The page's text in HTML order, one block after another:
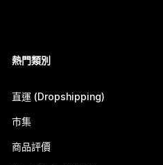
熱門類別
直運 (Dropshipping)
市集
商品評價